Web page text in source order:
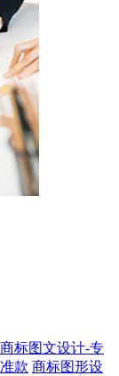
商标图文设计-专
款 商标图形设